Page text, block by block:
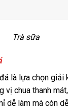
Trà sữa
là lựa chọn giải
vị chua thanh
dễ làm mà còn